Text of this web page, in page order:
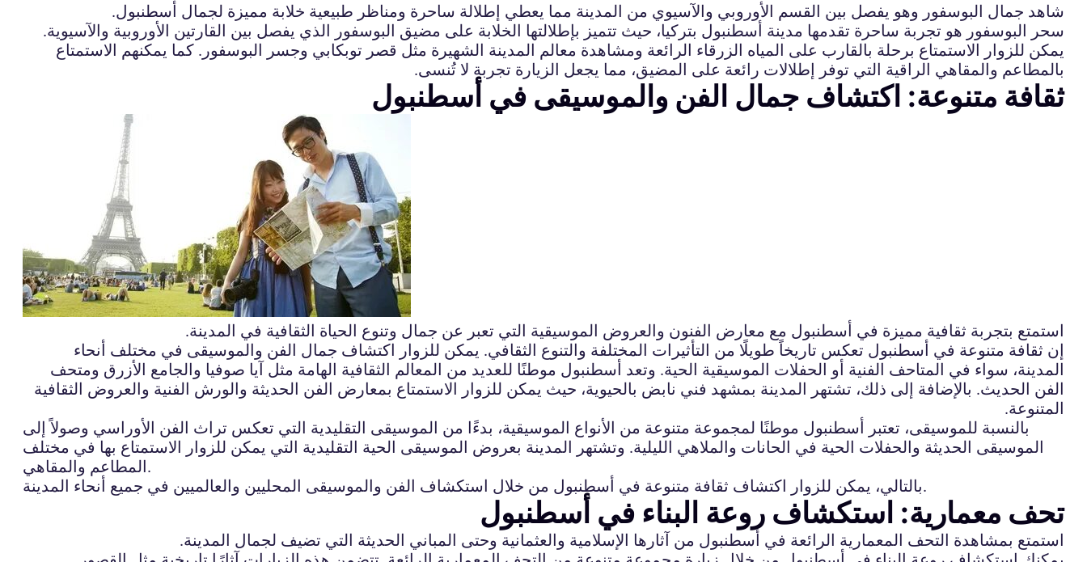
شاهد جمال البوسفور وهو يفصل بين القسم الأوروبي والآسيوي من المدينة مما يعطي إطلالة ساحرة ومناظر طبيعية خلابة مميزة لجمال أسطنبول.
سحر البوسفور هو تجربة ساحرة تقدمها مدينة أسطنبول بتركيا، حيث تتميز بإطلالتها الخلابة على مضيق البوسفور الذي يفصل بين القارتين الأوروبية والآسيوية.
يمكن للزوار الاستمتاع برحلة بالقارب على المياه الزرقاء الرائعة ومشاهدة معالم المدينة الشهيرة مثل قصر توبكابي وجسر البوسفور. كما يمكنهم الاستمتاع
بالمطاعم والمقاهي الراقية التي توفر إطلالات رائعة على المضيق، مما يجعل الزيارة تجربة لا تُنسى.
ثقافة متنوعة: اكتشاف جمال الفن والموسيقى في أسطنبول
استمتع بتجربة ثقافية مميزة في أسطنبول مع معارض الفنون والعروض الموسيقية التي تعبر عن جمال وتنوع الحياة الثقافية في المدينة.
إن ثقافة متنوعة في أسطنبول تعكس تاريخاً طويلًا من التأثيرات المختلفة والتنوع الثقافي. يمكن للزوار اكتشاف جمال الفن والموسيقى في مختلف أنحاء
المدينة، سواء في المتاحف الفنية أو الحفلات الموسيقية الحية. وتعد أسطنبول موطنًا للعديد من المعالم الثقافية الهامة مثل آيا صوفيا والجامع الأزرق ومتحف
الفن الحديث. بالإضافة إلى ذلك، تشتهر المدينة بمشهد فني نابض بالحيوية، حيث يمكن للزوار الاستمتاع بمعارض الفن الحديثة والورش الفنية والعروض الثقافية
المتنوعة.
بالنسبة للموسيقى، تعتبر أسطنبول موطنًا لمجموعة متنوعة من الأنواع الموسيقية، بدءًا من الموسيقى التقليدية التي تعكس تراث الفن الأوراسي وصولاً إلى
الموسيقى الحديثة والحفلات الحية في الحانات والملاهي الليلية. وتشتهر المدينة بعروض الموسيقى الحية التقليدية التي يمكن للزوار الاستمتاع بها في مختلف
المطاعم والمقاهي.
بالتالي، يمكن للزوار اكتشاف ثقافة متنوعة في أسطنبول من خلال استكشاف الفن والموسيقى المحليين والعالميين في جميع أنحاء المدينة.
تحف معمارية: استكشاف روعة البناء في أسطنبول
استمتع بمشاهدة التحف المعمارية الرائعة في أسطنبول من آثارها الإسلامية والعثمانية وحتى المباني الحديثة التي تضيف لجمال المدينة.